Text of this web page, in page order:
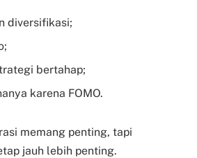
diversifikasi;
bertahap;
karena FOMO.
memang penting, tapi
jauh lebih penting.